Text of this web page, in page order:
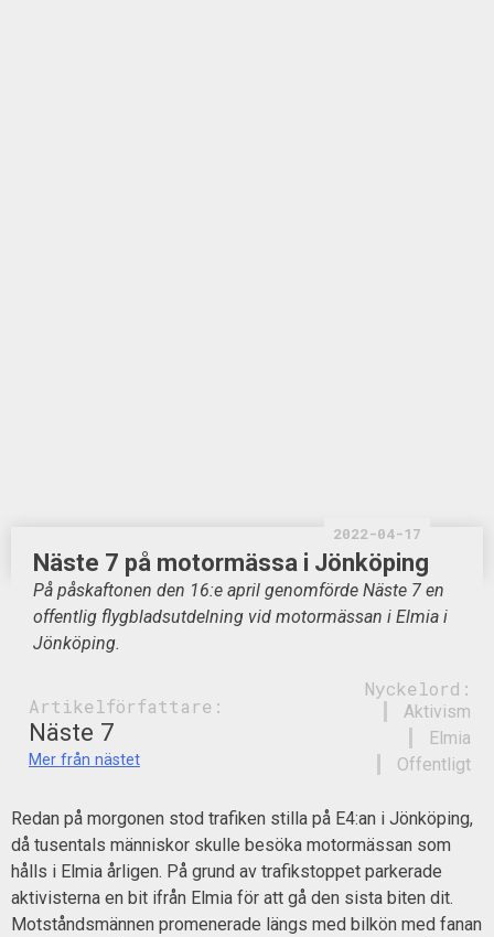
2022-04-17
Näste 7 på motormässa i Jönköping
På påskaftonen den 16:e april genomförde Näste 7 en
offentlig flygbladsutdelning vid motormässan i Elmia i
Jönköping.
Artikelförfattare:
Näste 7
Mer från nästet
Nyckelord:
Aktivism
Elmia
Offentligt
Redan på morgonen stod trafiken stilla på E4:an i Jönköping,
då tusentals människor skulle besöka motormässan som
hålls i Elmia årligen. På grund av trafikstoppet parkerade
aktivisterna en bit ifrån Elmia för att gå den sista biten dit.
Motståndsmännen promenerade längs med bilkön med fanan